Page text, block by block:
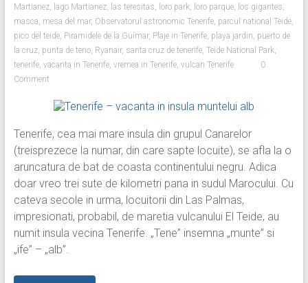
Martianez, lago Martianez, las teresitas, loro park, loro parque, los gigantes,
masca, mesa del mar, Observatorul astronomic Tenerife, parcul national Teide,
pico del teide, Piramidele de la Güímar, Plaje in Tenerife, playa jardin, puerto de
la cruz, punta de teno, Ryanair, santa cruz de tenerife, Teide National Park,
tenerife, vacanta in Tenerife, vremea in Tenerife, vulcan Tenerife
0
Comment
Tenerife, cea mai mare insula din grupul Canarelor
(treisprezece la numar, din care sapte locuite), se afla la o
aruncatura de bat de coasta continentului negru. Adica
doar vreo trei sute de kilometri pana in sudul Marocului. Cu
cateva secole in urma, locuitorii din Las Palmas,
impresionati, probabil, de maretia vulcanului El Teide, au
numit insula vecina Tenerife. „Tene” insemna „munte” si
„ife” – „alb”.